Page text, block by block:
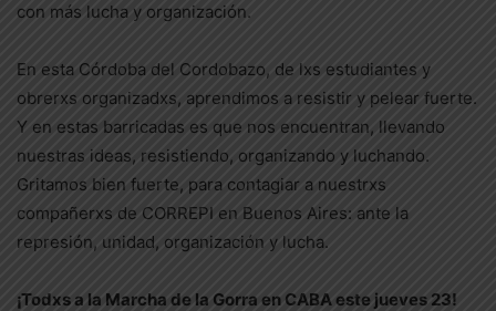
con más lucha y organización.
En esta Córdoba del Cordobazo, de lxs estudiantes y
obrerxs organizadxs, aprendimos a resistir y pelear fuerte.
Y en estas barricadas es que nos encuentran, llevando
nuestras ideas, resistiendo, organizando y luchando.
Gritamos bien fuerte, para contagiar a nuestrxs
compañerxs de CORREPI en Buenos Aires: ante la
represión, unidad, organización y lucha.
¡Todxs a la Marcha de la Gorra en CABA este jueves 23!